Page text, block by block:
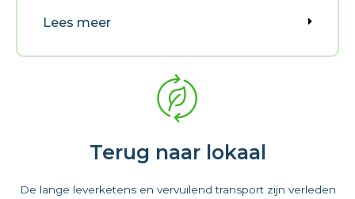
Lees meer
Terug naar lokaal
De lange leverketens en vervuilend transport zijn verleden